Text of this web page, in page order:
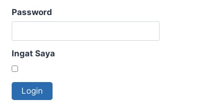
Password
Ingat Saya